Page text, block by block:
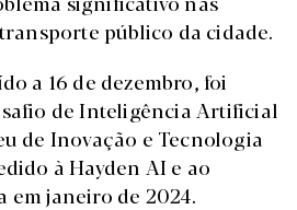
público da cidade.
a 16 de dezembro, foi
de Inteligência Artificial
de Inovação e Tecnologia
à Hayden AI e ao
em janeiro de 2024.